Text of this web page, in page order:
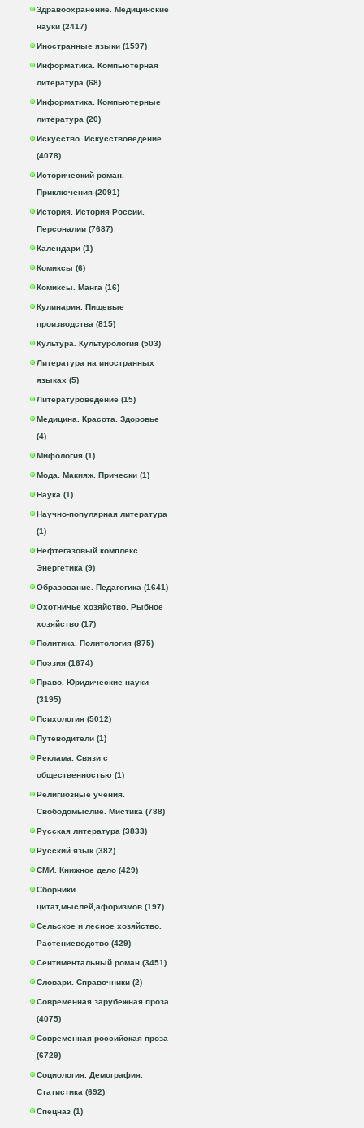
Здравоохранение. Медицинские
науки (2417)
Иностранные языки (1597)
Информатика. Компьютерная
литература (68)
Информатика. Компьютерные
литература (20)
Искусство. Искусствоведение
(4078)
Исторический роман.
Приключения (2091)
История. История России.
Персоналии (7687)
Календари (1)
Комиксы (6)
Комиксы. Манга (16)
Кулинария. Пищевые
производства (815)
Культура. Культурология (503)
Литература на иностранных
языках (5)
Литературоведение (15)
Медицина. Красота. Здоровье
(4)
Мифология (1)
Мода. Макияж. Прически (1)
Наука (1)
Научно-популярная литература
(1)
Нефтегазовый комплекс.
Энергетика (9)
Образование. Педагогика (1641)
Охотничье хозяйство. Рыбное
хозяйство (17)
Политика. Политология (875)
Поэзия (1674)
Право. Юридические науки
(3195)
Психология (5012)
Путеводители (1)
Реклама. Связи с
общественностью (1)
Религиозные учения.
Свободомыслие. Мистика (788)
Русская литература (3833)
Русский язык (382)
СМИ. Книжное дело (429)
Сборники
цитат,мыслей,афоризмов (197)
Сельское и лесное хозяйство.
Растениеводство (429)
Сентиментальный роман (3451)
Словари. Справочники (2)
Современная зарубежная проза
(4075)
Современная российская проза
(6729)
Социология. Демография.
Статистика (692)
Спецназ (1)